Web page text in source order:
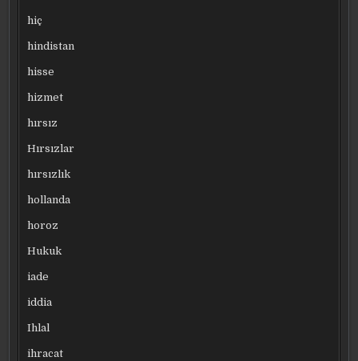
hiç
hindistan
hisse
hizmet
hırsız
Hırsızlar
hırsızlık
hollanda
horoz
Hukuk
iade
iddia
Ihlal
ihracat